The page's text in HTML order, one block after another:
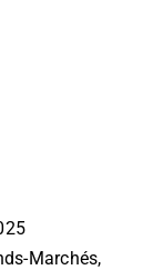
Marchés,